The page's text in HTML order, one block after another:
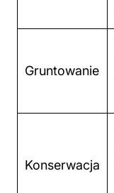
Gruntowanie
Konserwacja